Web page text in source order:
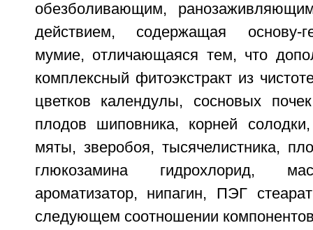
обезболивающим,
действием, содержащая основу-
мумие, отличающаяся тем, что
комплексный фитоэкстракт из
цветков календулы, сосновых
плодов шиповника, корней
мяты, зверобоя, тысячелистника,
глюкозамина гидрохлорид,
ароматизатор, нипагин, ПЭГ
следующем соотношении